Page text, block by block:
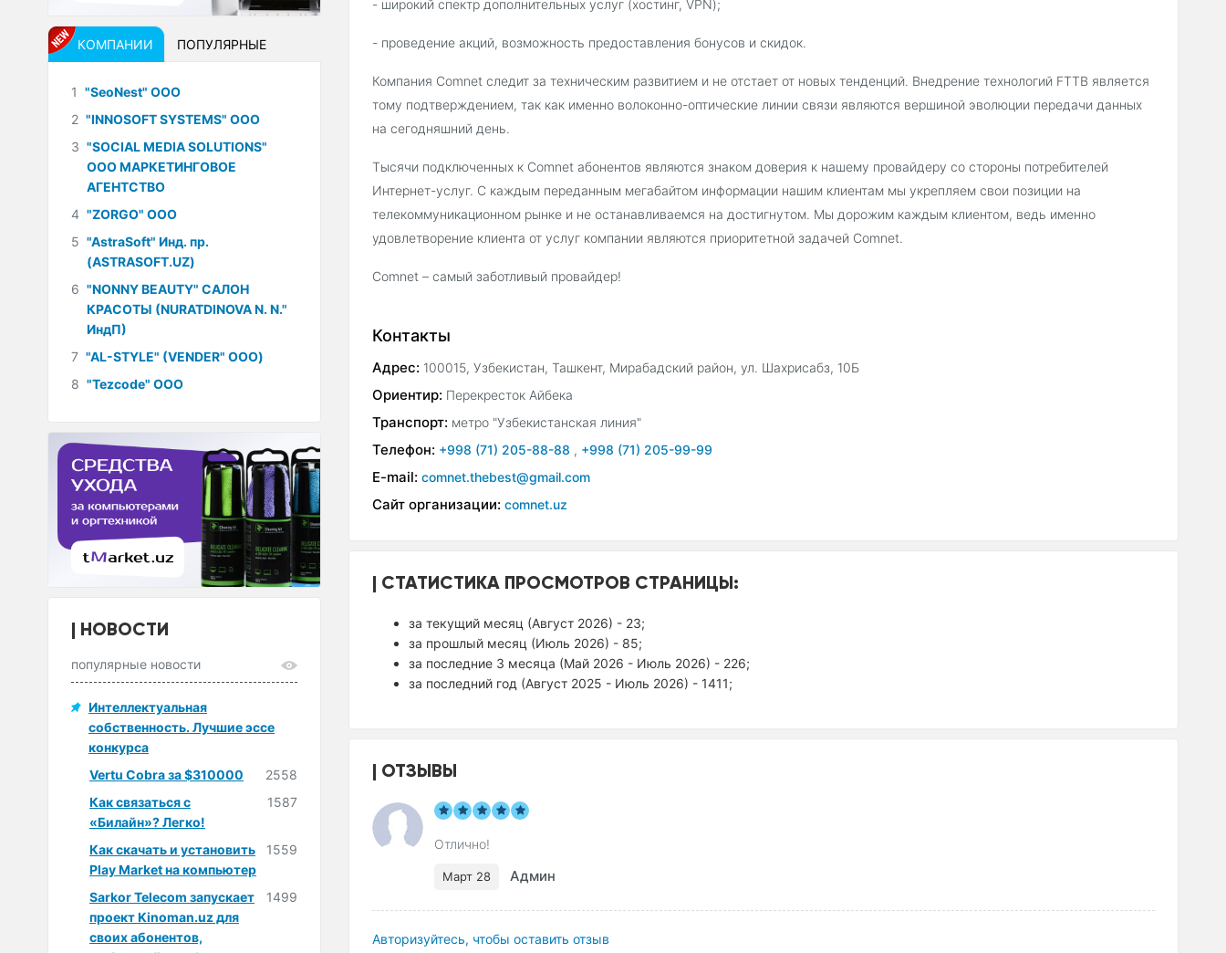
- широкий спектр дополнительных услуг (хостинг, VPN);
- проведение акций, возможность предоставления бонусов и скидок.
Компания Comnet следит за техническим развитием и не отстает от новых тенденций. Внедрение технологий FTTB является
тому подтверждением, так как именно волоконно-оптические линии связи являются вершиной эволюции передачи данных
на сегодняшний день.
Тысячи подключенных к Comnet абонентов являются знаком доверия к нашему провайдеру со стороны потребителей
Интернет-услуг. С каждым переданным мегабайтом информации нашим клиентам мы укрепляем свои позиции на
телекоммуникационном рынке и не останавливаемся на достигнутом. Мы дорожим каждым клиентом, ведь именно
удовлетворение клиента от услуг компании являются приоритетной задачей Comnet.
Comnet – самый заботливый провайдер!
Контакты
Адрес: 100015, Узбекистан, Ташкент, Мирабадский район, ул. Шахрисабз, 10Б
Ориентир: Перекресток Айбека
Транспорт: метро "Узбекистанская линия"
Телефон: +998 (71) 205-88-88 , +998 (71) 205-99-99
E-mail: comnet.thebest@gmail.com
Сайт организации: comnet.uz
СТАТИСТИКА ПРОСМОТРОВ СТРАНИЦЫ:
за текущий месяц (Август 2026) - 23;
за прошлый месяц (Июль 2026) - 85;
за последние 3 месяца (Май 2026 - Июль 2026) - 226;
за последний год (Август 2025 - Июль 2026) - 1411;
ОТЗЫВЫ
Отлично!
Март 28 Админ
Авторизуйтесь, чтобы оставить отзыв
КОМПАНИИ ПОПУЛЯРНЫЕ
1 "SeoNest" ООО
2 "INNOSOFT SYSTEMS" ООО
3 "SOCIAL MEDIA SOLUTIONS"
ООО МАРКЕТИНГОВОЕ
АГЕНТСТВО
4 "ZORGO" ООО
5 "AstraSoft" Инд. пр.
(ASTRASOFT.UZ)
6 "NONNY BEAUTY" САЛОН
КРАСОТЫ (NURATDINOVA N. N."
ИндП)
7 "AL-STYLE" (VENDER" ООО)
8 "Tezcode" ООО
НОВОСТИ
популярные новости
Интеллектуальная
собственность. Лучшие эссе
конкурса
Vertu Cobra за $310000
2558
Как связаться с
«Билайн»? Легко!
1587
Как скачать и установить
Play Market на компьютер
1559
Sarkor Telecom запускает
проект Kinoman.uz для
своих абонентов,
1499